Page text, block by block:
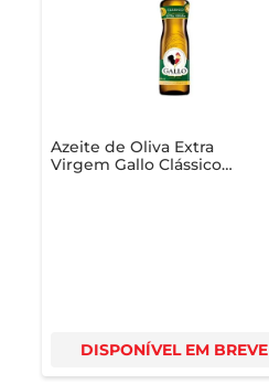
Azeite de Oliva Extra
Virgem Gallo Clássico
DISPONÍVEL EM BREVE